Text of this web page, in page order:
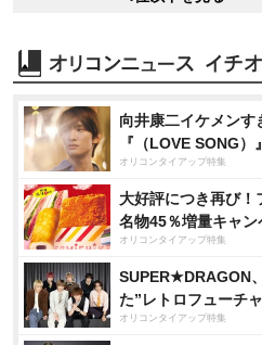
向井康二イケメンす
『（LOVE SONG）』
オリコンタイアップ特集
大好評につき再び！
名物45％増量キャン
オリコンタイアップ特集
SUPER★DRAGON
た”レトロフューチ
オリコンタイアップ特集